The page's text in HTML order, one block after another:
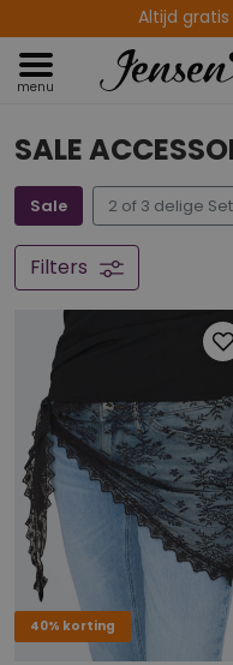
Altijd14
menu
SALE
Sale 2 of 3 delige
Filters
40% korting